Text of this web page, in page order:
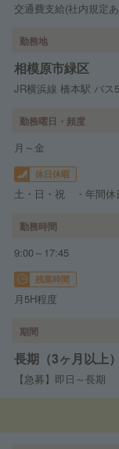
交通費支給(社内規定
勤務地
相模原市緑区
JR横浜線 橋本駅 バス
勤務曜日・頻度
月～金
休日休暇
土・日・祝 ・年間休
勤務時間
9:00～17:45
残業時間
月5H程度
期間
長期（3ヶ月以上）
【急募】即日～長期